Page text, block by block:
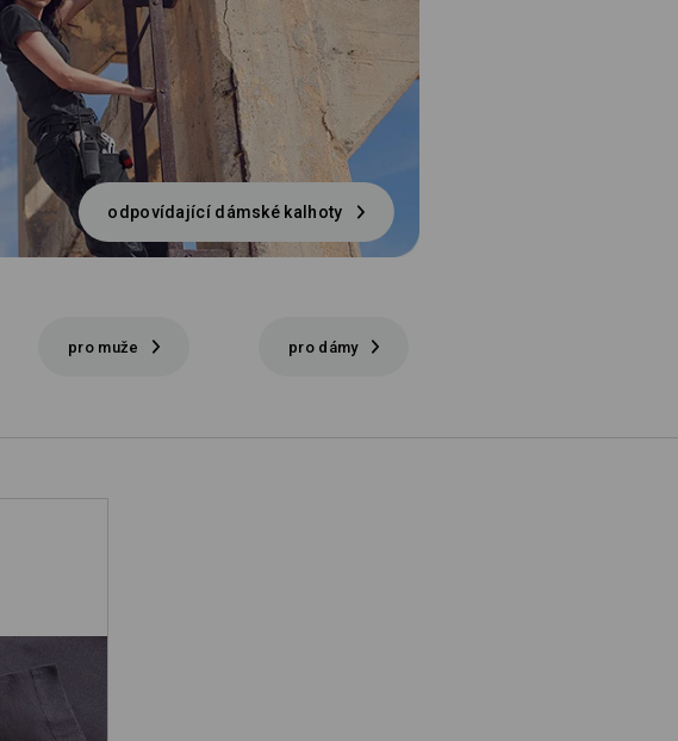
odpovídající dámské kalhoty
pro muže pro dámy